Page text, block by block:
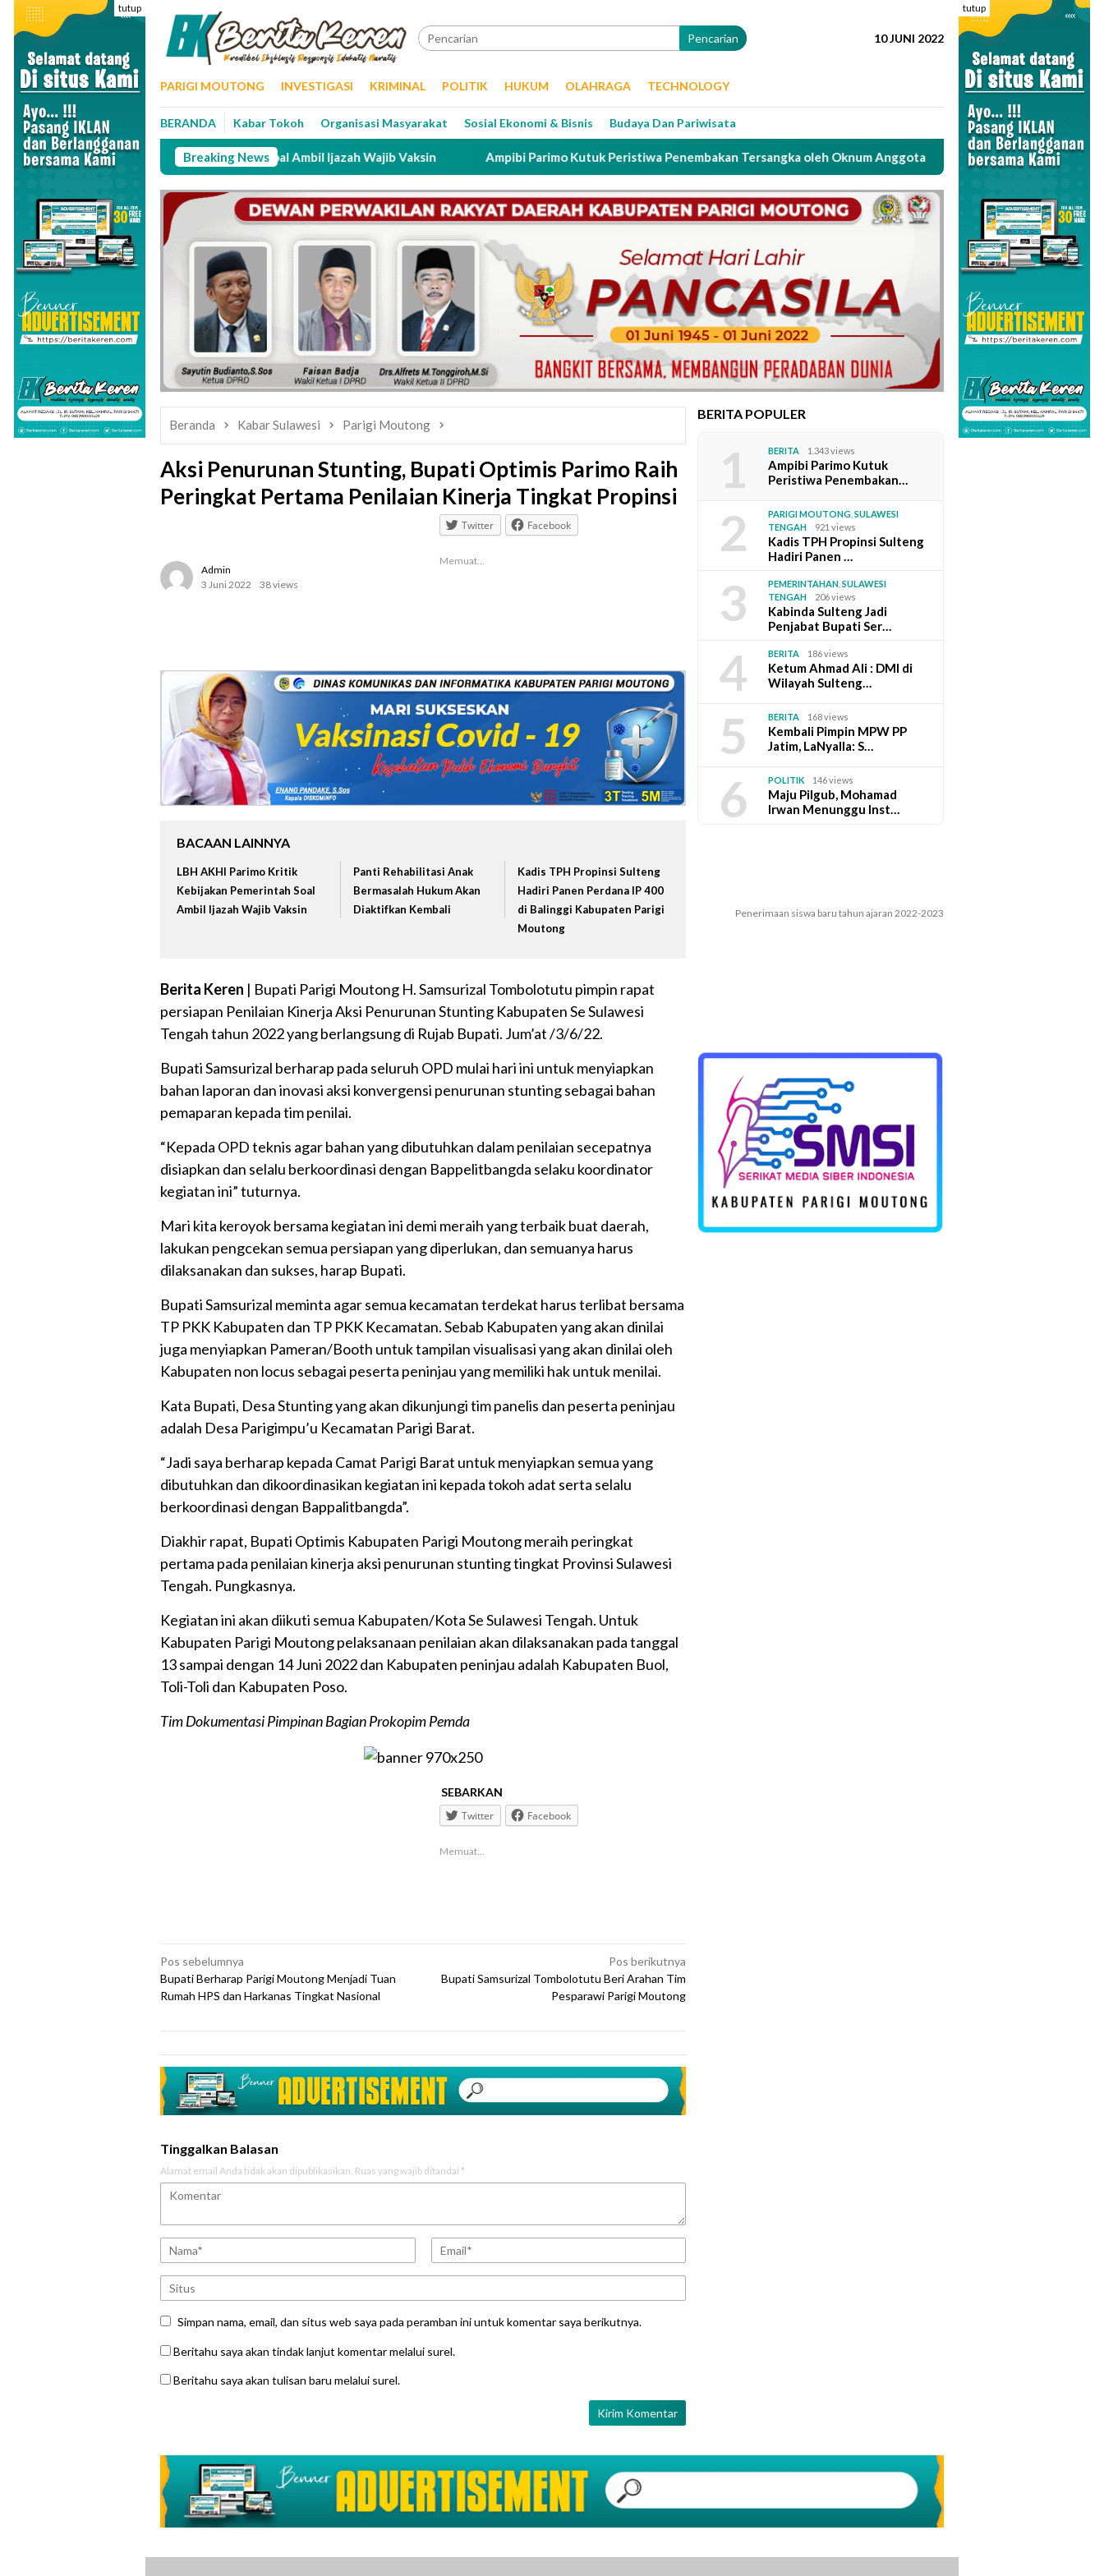
ke
konten
tutup tutup
Pencarian 10 JUNI 2022
PARIGI MOUTONG INVESTIGASI KRIMINAL POLITIK HUKUM OLAHRAGA TECHNOLOGY
BERANDA Kabar Tokoh Organisasi Masyarakat Sosial Ekonomi & Bisnis Budaya Dan Pariwisata
Breaking News
Kritik Kebijakan Pemerintah Soal Ambil Ijazah Wajib Vaksin Ampibi Parimo Kutuk Peristiwa Penembakan Tersangka oleh Oknum Anggota Polsek Parigi Oknum Anggota
Beranda Kabar Sulawesi Parigi Moutong
Aksi Penurunan Stunting, Bupati Optimis Parimo Raih
Peringkat Pertama Penilaian Kinerja Tingkat Propinsi
Admin
3 Juni 2022
38 views
Twitter Facebook
Memuat...
BACAAN LAINNYA
LBH AKHI Parimo Kritik
Kebijakan Pemerintah Soal
Ambil Ijazah Wajib Vaksin
Panti Rehabilitasi Anak
Bermasalah Hukum Akan
Diaktifkan Kembali
Kadis TPH Propinsi Sulteng
Hadiri Panen Perdana IP 400
di Balinggi Kabupaten Parigi
Moutong
Berita Keren | Bupati Parigi Moutong H. Samsurizal Tombolotutu pimpin rapat
persiapan Penilaian Kinerja Aksi Penurunan Stunting Kabupaten Se Sulawesi
Tengah tahun 2022 yang berlangsung di Rujab Bupati. Jum’at /3/6/22.
Bupati Samsurizal berharap pada seluruh OPD mulai hari ini untuk menyiapkan
bahan laporan dan inovasi aksi konvergensi penurunan stunting sebagai bahan
pemaparan kepada tim penilai.
“Kepada OPD teknis agar bahan yang dibutuhkan dalam penilaian secepatnya
disiapkan dan selalu berkoordinasi dengan Bappelitbangda selaku koordinator
kegiatan ini” tuturnya.
Mari kita keroyok bersama kegiatan ini demi meraih yang terbaik buat daerah,
lakukan pengcekan semua persiapan yang diperlukan, dan semuanya harus
dilaksanakan dan sukses, harap Bupati.
Bupati Samsurizal meminta agar semua kecamatan terdekat harus terlibat bersama
TP PKK Kabupaten dan TP PKK Kecamatan. Sebab Kabupaten yang akan dinilai
juga menyiapkan Pameran/Booth untuk tampilan visualisasi yang akan dinilai oleh
Kabupaten non locus sebagai peserta peninjau yang memiliki hak untuk menilai.
Kata Bupati, Desa Stunting yang akan dikunjungi tim panelis dan peserta peninjau
adalah Desa Parigimpu’u Kecamatan Parigi Barat.
“Jadi saya berharap kepada Camat Parigi Barat untuk menyiapkan semua yang
dibutuhkan dan dikoordinasikan kegiatan ini kepada tokoh adat serta selalu
berkoordinasi dengan Bappalitbangda”.
Diakhir rapat, Bupati Optimis Kabupaten Parigi Moutong meraih peringkat
pertama pada penilaian kinerja aksi penurunan stunting tingkat Provinsi Sulawesi
Tengah. Pungkasnya.
Kegiatan ini akan diikuti semua Kabupaten/Kota Se Sulawesi Tengah. Untuk
Kabupaten Parigi Moutong pelaksanaan penilaian akan dilaksanakan pada tanggal
13 sampai dengan 14 Juni 2022 dan Kabupaten peninjau adalah Kabupaten Buol,
Toli-Toli dan Kabupaten Poso.
Tim Dokumentasi Pimpinan Bagian Prokopim Pemda
SEBARKAN
Twitter
Facebook
Memuat...
Navigasi
pos
Pos sebelumnya
Bupati Berharap Parigi Moutong Menjadi Tuan
Rumah HPS dan Harkanas Tingkat Nasional
Pos berikutnya
Bupati Samsurizal Tombolotutu Beri Arahan Tim
Pesparawi Parigi Moutong
Tinggalkan Balasan
Alamat email Anda tidak akan dipublikasikan. Ruas yang wajib ditandai *
Simpan nama, email, dan situs web saya pada peramban ini untuk komentar saya berikutnya.
Beritahu saya akan tindak lanjut komentar melalui surel.
Beritahu saya akan tulisan baru melalui surel.
BERITA POPULER
1 BERITA 1.343 views
Ampibi Parimo Kutuk
Peristiwa Penembakan…
2 PARIGI MOUTONG ,SULAWESI
TENGAH
921 views
Kadis TPH Propinsi Sulteng
Hadiri Panen …
3 PEMERINTAHAN ,SULAWESI
TENGAH
206 views
Kabinda Sulteng Jadi
Penjabat Bupati Ser…
4 BERITA 186 views
Ketum Ahmad Ali : DMI di
Wilayah Sulteng…
5 BERITA 168 views
Kembali Pimpin MPW PP
Jatim, LaNyalla: S…
6 POLITIK 146 views
Maju Pilgub, Mohamad
Irwan Menunggu Inst…
Penerimaan siswa baru tahun ajaran 2022-2023